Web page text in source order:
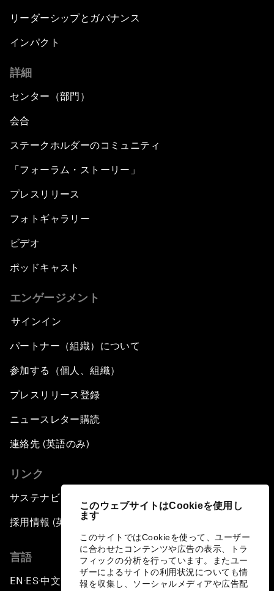
このウェブサイトはCookieを使用し
ます
このサイトではCookieを使って、ユーザー
に合わせたコンテンツや広告の表示、トラ
フィックの分析を行っています。またユー
ザーによるサイトの利用状況についても情
報を収集し、ソーシャルメディアや広告配
リーダーシップとガバナンス
インパクト
詳細
センター（部門）
会合
ステークホルダーのコミュニティ
「フォーラム・ストーリー」
プレスリリース
フォトギャラリー
ビデオ
ポッドキャスト
エンゲージメント
サインイン
パートナー（組織）について
参加する（個人、組織）
プレスリリース登録
ニュースレター購読
連絡先 (英語のみ)
リンク
サステナビリティへの取り組み
採用情報 (英語のみ)
言語
EN ▪ES▪中文▪ 日本語